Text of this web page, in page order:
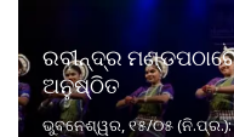
ରବୀନ୍ଦ୍ର
ଅନୁଷ୍ଠିତ
ଭୁବନେଶ୍ୱର, ୧୫/୦୫